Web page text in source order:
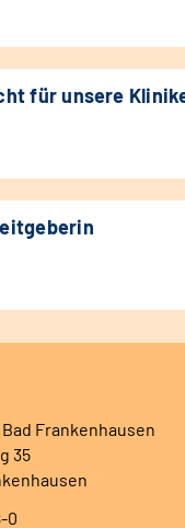
für unsere
Frankenhausen
35
0